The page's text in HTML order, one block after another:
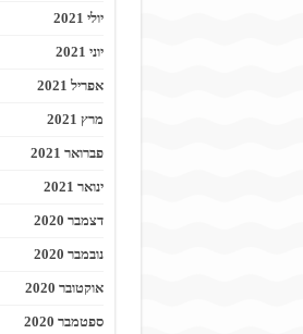
יולי 2021
יוני 2021
אפריל 2021
מרץ 2021
פברואר 2021
ינואר 2021
דצמבר 2020
נובמבר 2020
אוקטובר 2020
ספטמבר 2020